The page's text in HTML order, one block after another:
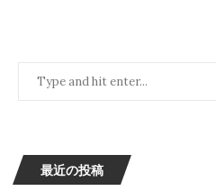
最近の投稿